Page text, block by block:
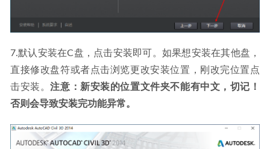
7.默认安装在C盘，点击安装即可。如果想安装在其他盘，
直接修改盘符或者点击浏览更改安装位置，刚改完位置点
击安装。注意：新安装的位置文件夹不能有中文，切记！
否则会导致安装完功能异常。